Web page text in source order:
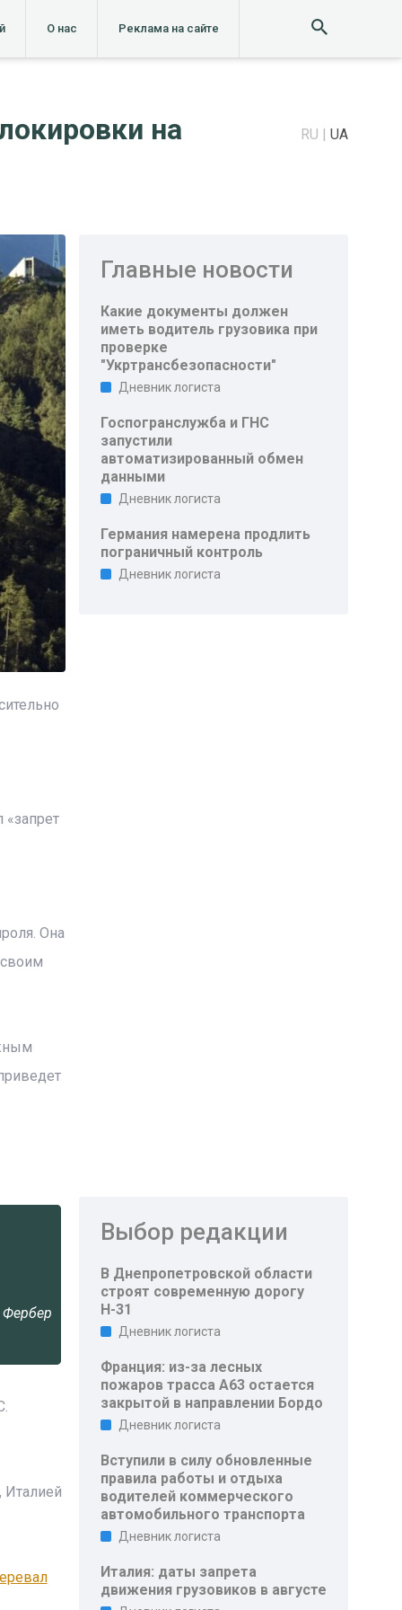
О нас Реклама на сайте
на
RU UA
«запрет
Она
Италией
Главные новости
Какие документы должен
иметь водитель грузовика при
проверке
"Укртрансбезопасности"
Дневник логиста
Госпогранслужба и ГНС
запустили
автоматизированный обмен
данными
Дневник логиста
Германия намерена продлить
пограничный контроль
Дневник логиста
Выбор редакции
В Днепропетровской области
строят современную дорогу
Н-31
Дневник логиста
Франция: из-за лесных
пожаров трасса A63 остается
закрытой в направлении Бордо
Дневник логиста
Вступили в силу обновленные
правила работы и отдыха
водителей коммерческого
автомобильного транспорта
Дневник логиста
Италия: даты запрета
движения грузовиков в августе